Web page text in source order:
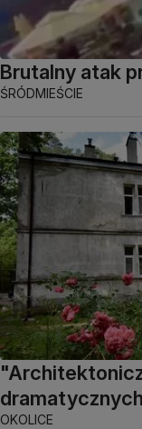
Brutalny atak
ŚRÓDMIEŚCIE
OKOLICE